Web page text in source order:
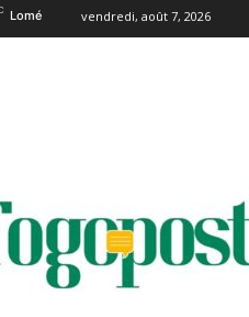
Lomé vendredi, août 7, 2026